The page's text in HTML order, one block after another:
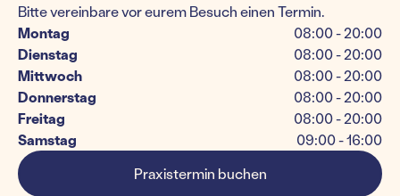
Bitte vereinbare vor eurem Besuch einen Termin.
Montag
08:00 - 20:00
Dienstag
08:00 - 20:00
Mittwoch
08:00 - 20:00
Donnerstag
08:00 - 20:00
Freitag
08:00 - 20:00
Samstag
09:00 - 16:00
Praxistermin buchen